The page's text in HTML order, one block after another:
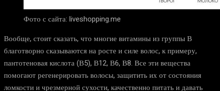
Фото с сайта: liveshopping.me
Вообще, стоит сказать, что многие витамины из группы В
благотворно сказываются на росте и силе волос, к примеру,
пантотеновая кислота (В5), В12, В6, В8. Все эти вещества
помогают регенерировать волосы, защитить их от состояния
ломкости и чрезмерной сухости, качественно питать и давать